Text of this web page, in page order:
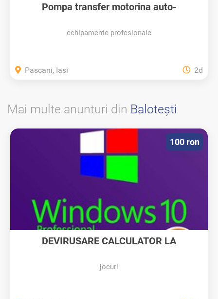
Pompa transfer motorina auto-
echipamente profesionale
Pascani, Iasi 2d
Mai multe anunturi din Baloteşti
DEVIRUSARE CALCULATOR LA
jocuri
100 ron